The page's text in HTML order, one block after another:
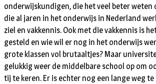
onderwijskundigen, die het veel beter weten
die al jaren in het onderwijs in Nederland
ziel en vakkennis. Ook met die vakkennis is
gesteld en wie wil er nog in het onderwijs
grote klassen vol brutaaltjes? Maar
gelukkig weer de middelbare school op om
tij te keren. Er is echter nog een lange weg te